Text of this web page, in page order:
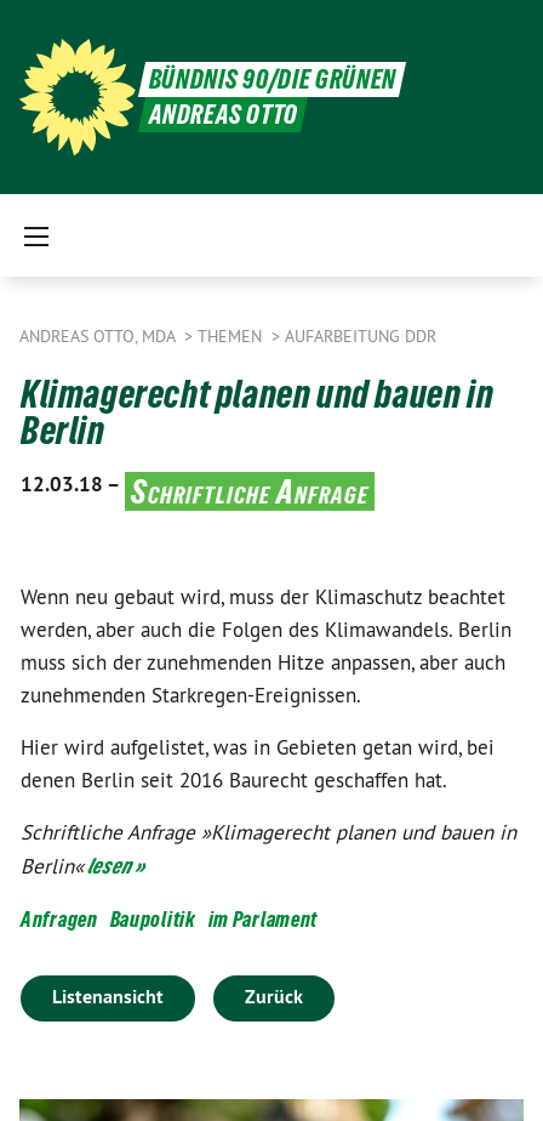
BÜNDNIS 90/DIE GRÜNEN
ANDREAS OTTO
ANDREAS OTTO, MDA THEMEN AUFARBEITUNG DDR
Klimagerecht planen und bauen in
Berlin
12.03.18 – Schriftliche Anfrage
Wenn neu gebaut wird, muss der Klimaschutz beachtet
werden, aber auch die Folgen des Klimawandels. Berlin
muss sich der zunehmenden Hitze anpassen, aber auch
zunehmenden Starkregen-Ereignissen.
Hier wird aufgelistet, was in Gebieten getan wird, bei
denen Berlin seit 2016 Baurecht geschaffen hat.
Schriftliche Anfrage »Klimagerecht planen und bauen in
Berlin«lesen »
Anfragen Baupolitik im Parlament
Listenansicht Zurück